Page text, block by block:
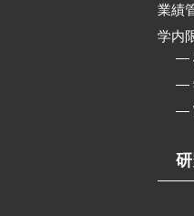
業績
学内
―
―
―